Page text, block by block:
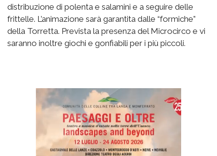
distribuzione di polenta e salamini e a seguire delle
frittelle. L’animazione sarà garantita dalle “formiche”
della Torretta. Prevista la presenza del Microcirco e vi
saranno inoltre giochi e gonfiabili per i più piccoli.